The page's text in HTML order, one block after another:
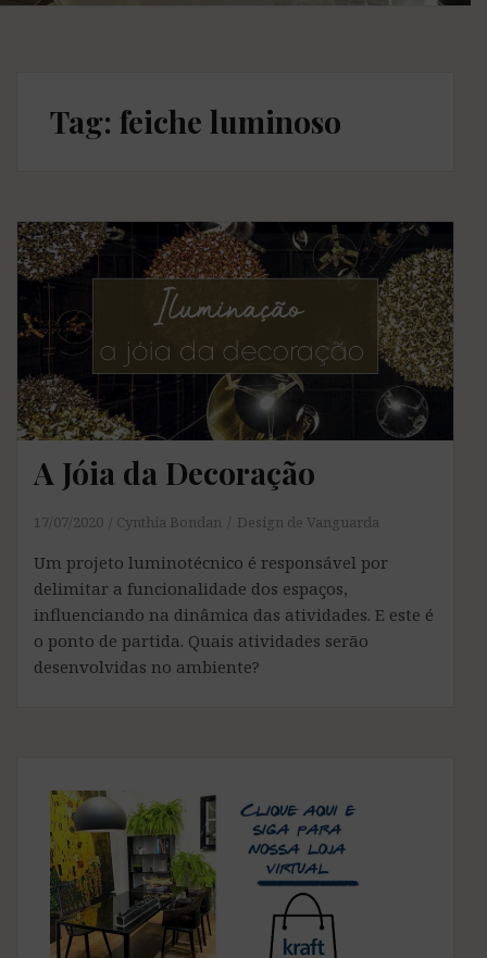
Tag: feiche luminoso
A Jóia da Decoração
17/07/2020 Cynthia Bondan Design de Vanguarda
Um projeto luminotécnico é responsável por
delimitar a funcionalidade dos espaços,
influenciando na dinâmica das atividades. E este é
o ponto de partida. Quais atividades serão
desenvolvidas no ambiente?